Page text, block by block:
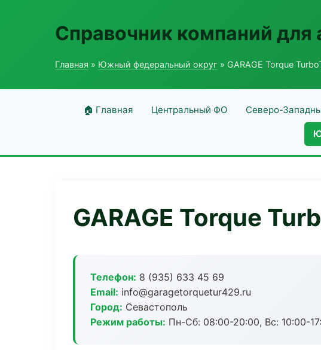
Справочник компаний для
Главная » Южный федеральный округ » GARAGE Torque
🏠 Главная Центральный ФО Северо-
GARAGE Torque
Телефон: 8 (935) 633 45 69
Email: info@garagetorquetur429.ru
Город: Севастополь
Режим работы: Пн-Сб: 08:00-20:00, Вс: 10:00-